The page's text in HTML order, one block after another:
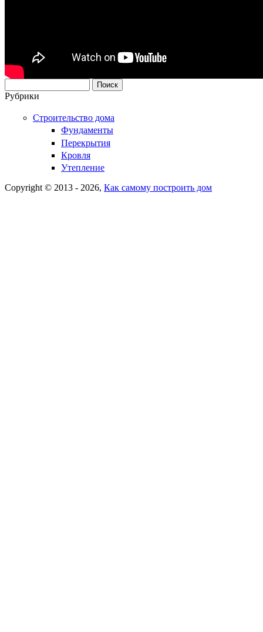
Форма поиска
Рубрики
Строительство дома
Фундаменты
Перекрытия
Кровля
Утепление
Copyright © 2013 - 2026, Как самому построить дом